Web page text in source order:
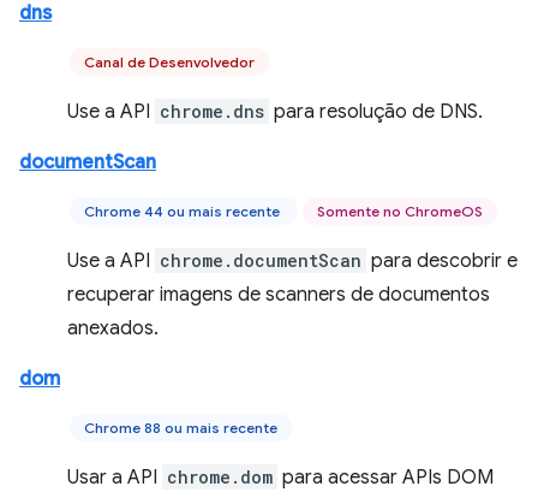
dns
Canal de Desenvolvedor
Use a API chrome.dns para resolução de DNS.
documentScan
Chrome 44 ou mais recente Somente no ChromeOS
Use a API chrome.documentScan para descobrir e
recuperar imagens de scanners de documentos
anexados.
dom
Chrome 88 ou mais recente
Usar a API chrome.dom para acessar APIs DOM